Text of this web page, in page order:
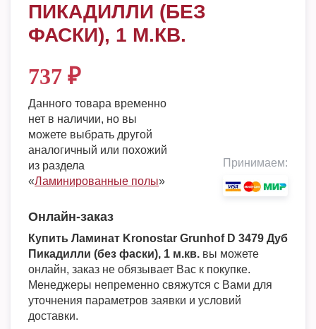
ПИКАДИЛЛИ (БЕЗ
ФАСКИ), 1 М.КВ.
737 ₽
Данного товара временно
нет в наличии, но вы
можете выбрать другой
аналогичный или похожий
из раздела
«Ламинированные полы»
Принимаем:
Онлайн-заказ
Купить Ламинат Kronostar Grunhof D 3479 Дуб
Пикадилли (без фаски), 1 м.кв. вы можете
онлайн, заказ не обязывает Вас к покупке.
Менеджеры непременно свяжутся с Вами для
уточнения параметров заявки и условий
доставки.